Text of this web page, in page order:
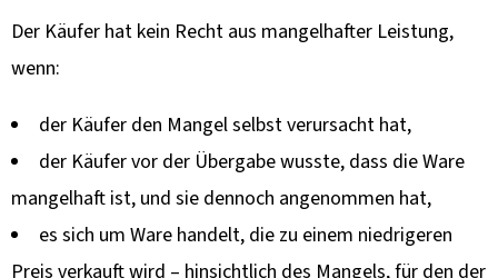
Der Käufer hat kein Recht aus mangelhafter Leistung,
wenn:
der Käufer den Mangel selbst verursacht hat,
der Käufer vor der Übergabe wusste, dass die Ware
mangelhaft ist, und sie dennoch angenommen hat,
es sich um Ware handelt, die zu einem niedrigeren
Preis verkauft wird – hinsichtlich des Mangels, für den der